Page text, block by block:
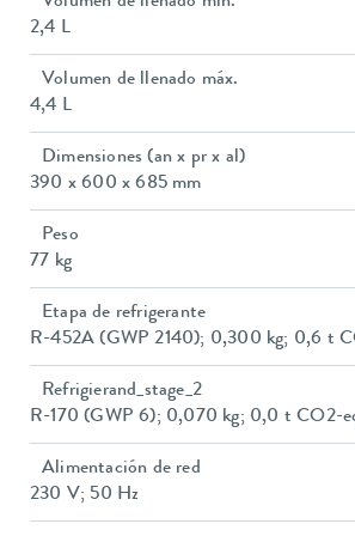
2,4 L
Volumen de llenado máx.
4,4 L
Dimensiones (an x pr x al)
390 x 600 x 685 mm
Peso
77 kg
Etapa de refrigerante
R-452A (GWP 2140); 0,300 kg; 0,6 t
Refrigierand_stage_2
R-170 (GWP 6); 0,070 kg; 0,0 t CO2-
Alimentación de red
230 V; 50 Hz